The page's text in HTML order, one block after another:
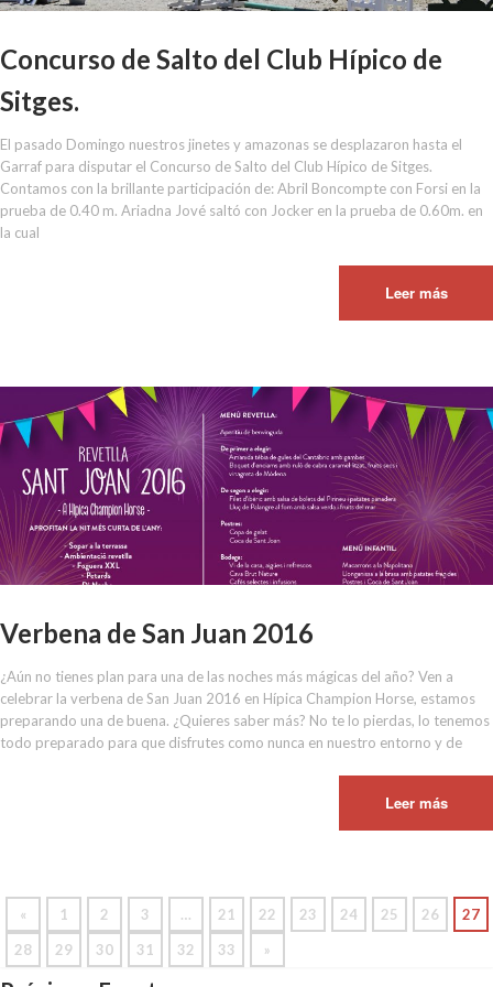
Concurso de Salto del Club Hípico de
Sitges.
El pasado Domingo nuestros jinetes y amazonas se desplazaron hasta el
Garraf para disputar el Concurso de Salto del Club Hípico de Sitges.
Contamos con la brillante participación de: Abril Boncompte con Forsi en la
prueba de 0.40 m. Ariadna Jové saltó con Jocker en la prueba de 0.60m. en
la cual
Leer más
Verbena de San Juan 2016
¿Aún no tienes plan para una de las noches más mágicas del año? Ven a
celebrar la verbena de San Juan 2016 en Hípica Champion Horse, estamos
preparando una de buena. ¿Quieres saber más? No te lo pierdas, lo tenemos
todo preparado para que disfrutes como nunca en nuestro entorno y de
Leer más
« 1 2 3 … 21 22 23 24 25 26
27
28
29 30 31 32 33 »